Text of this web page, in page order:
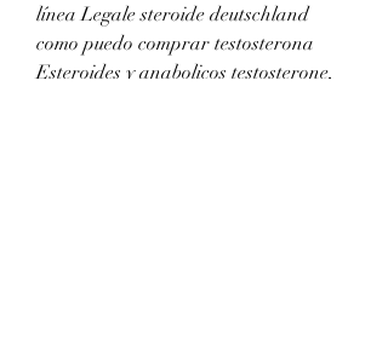
línea Legale steroide deutschland
como puedo comprar testosterona
Esteroides y anabolicos testosterone,